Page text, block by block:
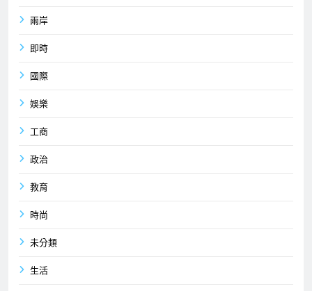
兩岸
即時
國際
娛樂
工商
政治
教育
時尚
未分類
生活